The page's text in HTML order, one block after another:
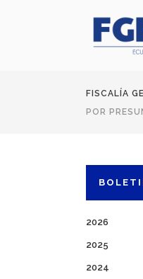
FISCALÍA
POR
2026
2025
2024